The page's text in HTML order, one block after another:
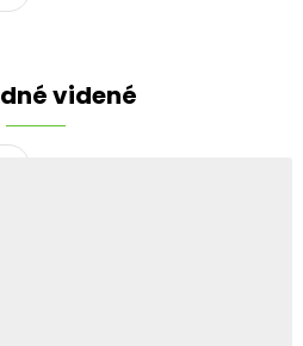
videné